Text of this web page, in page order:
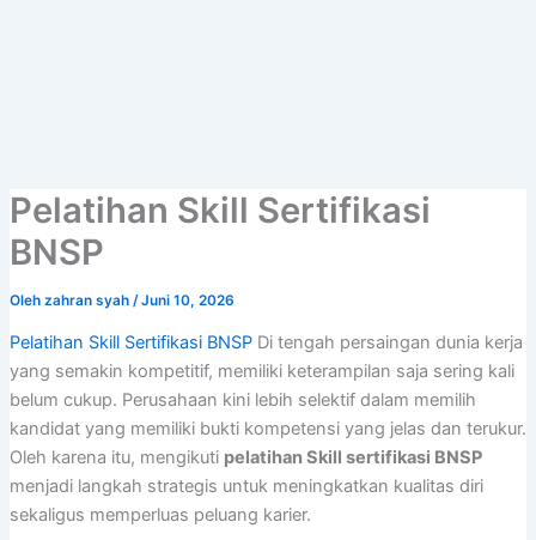
Pelatihan Skill Sertifikasi
BNSP
Oleh zahran syah /Juni 10, 2026
Pelatihan Skill Sertifikasi BNSP Di tengah persaingan dunia kerja
yang semakin kompetitif, memiliki keterampilan saja sering kali
belum cukup. Perusahaan kini lebih selektif dalam memilih
kandidat yang memiliki bukti kompetensi yang jelas dan terukur.
Oleh karena itu, mengikuti pelatihan Skill sertifikasi BNSP
menjadi langkah strategis untuk meningkatkan kualitas diri
sekaligus memperluas peluang karier.